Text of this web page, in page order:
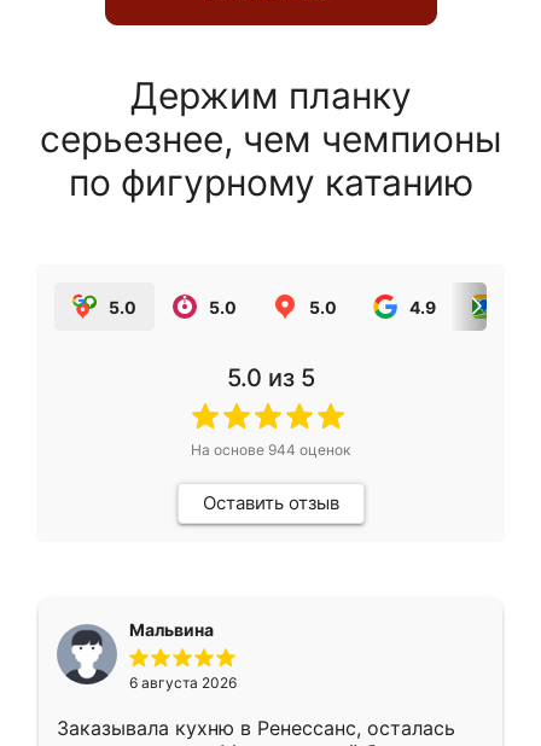
Держим планку
серьезнее, чем чемпионы
по фигурному катанию
5.0 5.0 5.0 4.9
5.0 из 5
На основе 944 оценок
Оставить отзыв
Мальвина
6 августа 2026
Заказывала кухню в Ренессанс, осталась